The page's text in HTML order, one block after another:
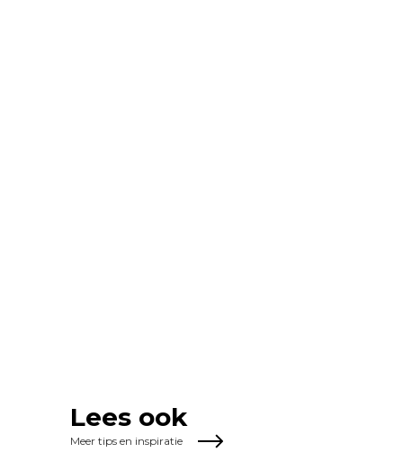
Lees ook
Meer tips en inspiratie